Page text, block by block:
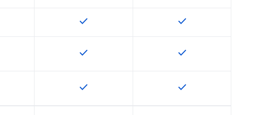
.
은 SKU에서 사용할 수 있습니다.이 기능은 SKU에서 사용할 수 있습니다.
check 이 기능은 SKU에서 사용할
check
다.
은 SKU에서 사용할 수 있습니다.이 기능은 SKU에서 사용할 수 있습니다.
check 이 기능은 SKU에서 사용할
check
.
은 SKU에서 사용할 수 있습니다.이 기능은 SKU에서 사용할 수 있습니다.
check 이 기능은 SKU에서 사용할
check